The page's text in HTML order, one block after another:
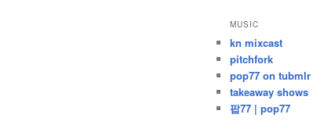
MUSIC
kn mixcast
pitchfork
pop77 on tubmlr
takeaway shows
팝77 | pop77